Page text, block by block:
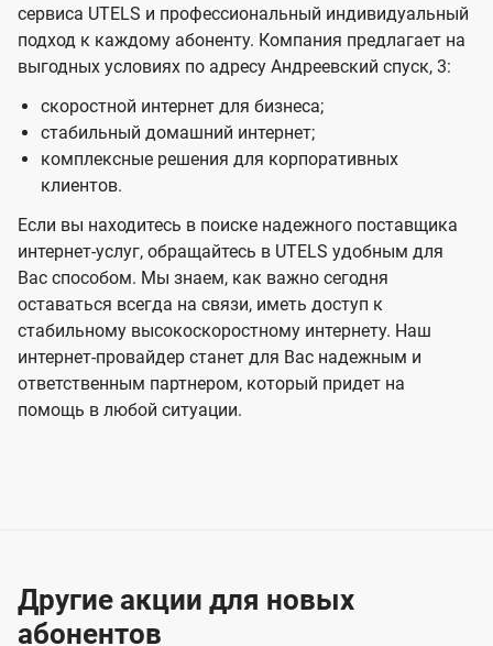
сервиса UTELS и профессиональный индивидуальный
подход к каждому абоненту. Компания предлагает на
выгодных условиях по адресу Андреевский спуск, 3:
скоростной интернет для бизнеса;
стабильный домашний интернет;
комплексные решения для корпоративных
клиентов.
Если вы находитесь в поиске надежного поставщика
интернет-услуг, обращайтесь в UTELS удобным для
Вас способом. Мы знаем, как важно сегодня
оставаться всегда на связи, иметь доступ к
стабильному высокоскоростному интернету. Наш
интернет-провайдер станет для Вас надежным и
ответственным партнером, который придет на
помощь в любой ситуации.
Другие акции для новых
абонентов